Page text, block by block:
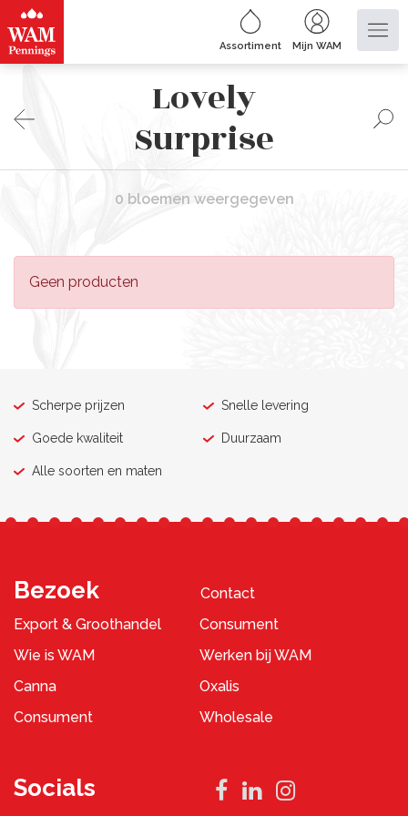
Assortiment Mijn WAM
Lovely
Surprise
0 bloemen weergegeven
Geen producten
Scherpe prijzen Snelle levering
Goede kwaliteit Duurzaam
Alle soorten en maten
Bezoek
Contact
Export & Groothandel
Consument
Wie is WAM
Werken bij WAM
Canna
Oxalis
Consument
Wholesale
Socials